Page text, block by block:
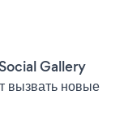
Social Gallery
вызвать новые